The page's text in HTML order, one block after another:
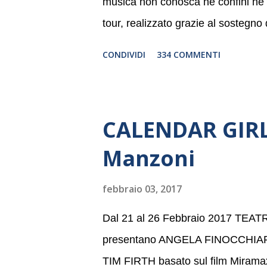
tour, realizzato grazie al
Filarmonico per il festival
anno consecutivo. Il pubblico
2008 da Kristjan Järvi (affiancato
CONDIVIDI 334 COMMENTI
CALENDAR
Manzoni
febbraio 03, 2017
Dal 21 al 26 Febbraio 2017
presentano ANGELA
TIM FIRTH basato sul film